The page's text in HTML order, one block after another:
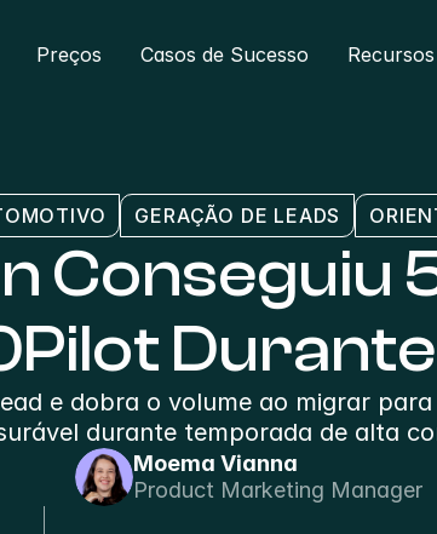
Preços Casos de Sucesso Recursos
GERAÇÃO DE LEADS
Conseguiu
Durante
e dobra o volume ao migrar
durante temporada de alta
Moema Vianna
Product Marketing Manager